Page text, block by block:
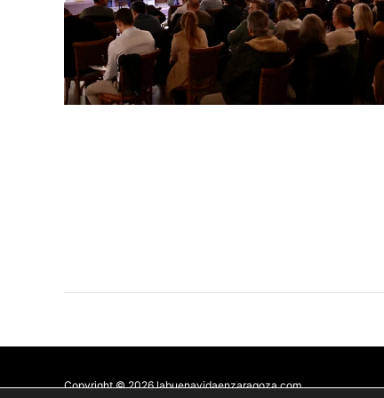
Copyright © 2026 labuenavidaenzaragoza.com